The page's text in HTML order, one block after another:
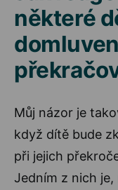
některé
Můj názor je
když dítě bude
při jejich
Jedním z nich je,